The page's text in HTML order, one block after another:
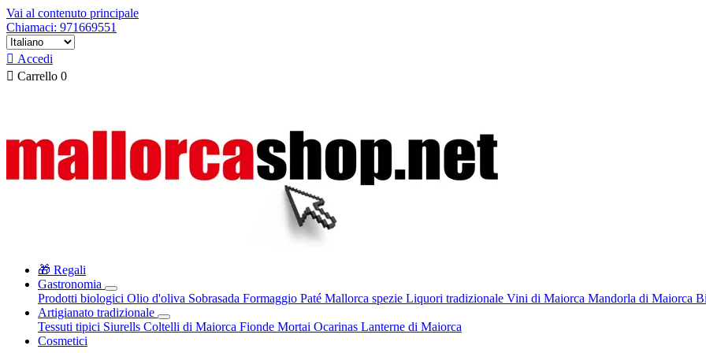
Vai al contenuto principale
Chiamaci: 971669551
 Accedi
 Carrello 0
🎁 Regali
Gastronomia
Prodotti biologici Olio d'oliva Sobrasada Formaggio Paté Mallorca spezie Liquori tradizionale Vini di Maiorca Mandorla di Maiorca
Artigianato tradizionale
Tessuti tipici Siurells Coltelli di Maiorca Fionde Mortai Ocarinas Lanterne di Maiorca
Cosmetici